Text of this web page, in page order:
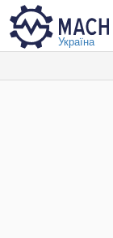
Україна